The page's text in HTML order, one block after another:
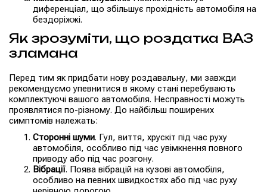
диференціал, що збільшує прохідність автомобіля на
бездоріжжі.
Як зрозуміти, що роздатка ВАЗ
зламана
Перед тим як придбати нову роздавальну, ми завжди
рекомендуємо упевнитися в якому стані перебувають
комплектуючі вашого автомобіля. Несправності можуть
проявлятися по-різному. До найбільш поширених
симптомів належать:
Сторонні шуми. Гул, виття, хрускіт під час руху
автомобіля, особливо під час увімкнення повного
приводу або під час розгону.
Вібрації. Поява вібрацій на кузові автомобіля,
особливо на певних швидкостях або під час руху